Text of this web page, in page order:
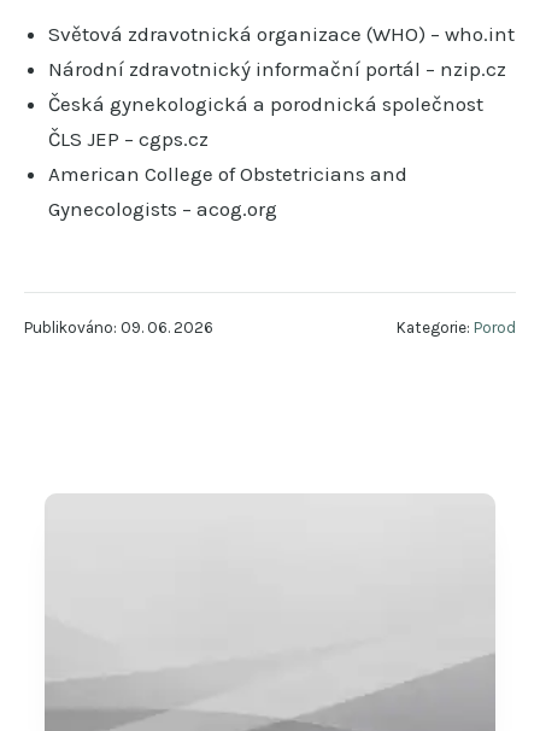
Světová zdravotnická organizace (WHO) – who.int
Národní zdravotnický informační portál – nzip.cz
Česká gynekologická a porodnická společnost
ČLS JEP – cgps.cz
American College of Obstetricians and
Gynecologists – acog.org
Publikováno: 09. 06. 2026 Kategorie: Porod